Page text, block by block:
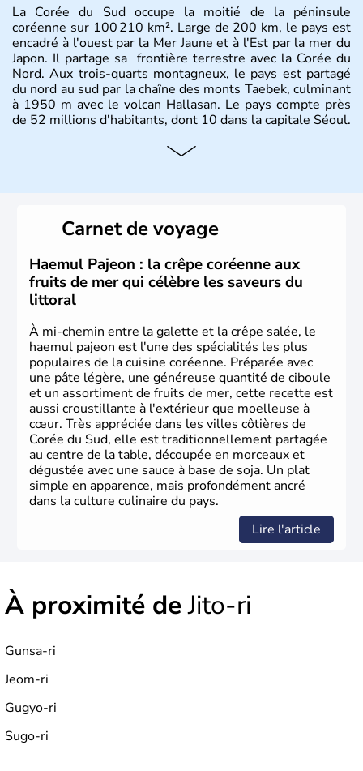
La Corée du Sud occupe la moitié de la péninsule
coréenne sur 100 210 km². Large de 200 km, le pays est
encadré à l'ouest par la Mer Jaune et à l'Est par la mer du
Japon. Il partage sa frontière terrestre avec la Corée du
Nord. Aux trois-quarts montagneux, le pays est partagé
du nord au sud par la chaîne des monts Taebek, culminant
à 1950 m avec le volcan Hallasan. Le pays compte près
de 52 millions d'habitants, dont 10 dans la capitale Séoul.
Histoire et administration
christianisme et le bouddhisme en sont les deux
principales religions. Ce pays partage sa culture avec la
Corée du Nord. Les Jeux Olympiques s’y sont déroulés en
1988, de même que la Coupe du Monde de football en
2002, en collaboration avec le Japon.
Carnet de voyage
Haemul Pajeon : la crêpe coréenne aux
fruits de mer qui célèbre les saveurs du
littoral
À mi-chemin entre la galette et la crêpe salée, le
haemul pajeon est l'une des spécialités les plus
populaires de la cuisine coréenne. Préparée avec
une pâte légère, une généreuse quantité de ciboule
et un assortiment de fruits de mer, cette recette est
aussi croustillante à l'extérieur que moelleuse à
cœur. Très appréciée dans les villes côtières de
Corée du Sud, elle est traditionnellement partagée
au centre de la table, découpée en morceaux et
dégustée avec une sauce à base de soja. Un plat
simple en apparence, mais profondément ancré
dans la culture culinaire du pays.
Lire l'article
À proximité deJito-ri
Gunsa-ri
Jeom-ri
Gugyo-ri
Sugo-ri